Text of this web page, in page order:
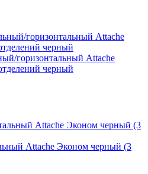
горизонтальный Attache
черный
Attache Эконом черный (3